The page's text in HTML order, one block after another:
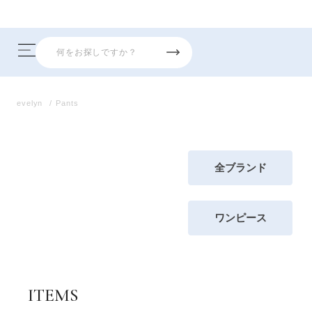
evelyn Pants
全ブランド
ワンピース
ITEMS